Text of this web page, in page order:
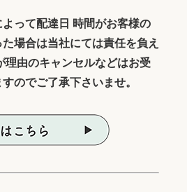
って配達日 時間がお客様の
場合は当社にては責任を負え
理由のキャンセルなどはお受
のでご了承下さいませ。